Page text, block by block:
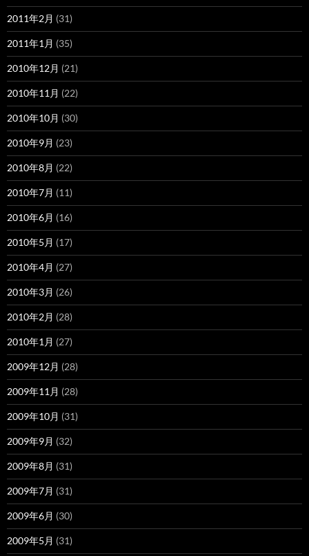
2011年2月 (31)
2011年1月 (35)
2010年12月 (21)
2010年11月 (22)
2010年10月 (30)
2010年9月 (23)
2010年8月 (22)
2010年7月 (11)
2010年6月 (16)
2010年5月 (17)
2010年4月 (27)
2010年3月 (26)
2010年2月 (28)
2010年1月 (27)
2009年12月 (28)
2009年11月 (28)
2009年10月 (31)
2009年9月 (32)
2009年8月 (31)
2009年7月 (31)
2009年6月 (30)
2009年5月 (31)